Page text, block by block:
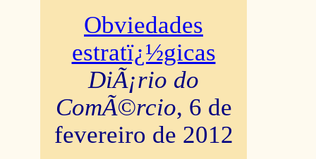
Obviedades
estratï¿½gicas
DiÃ¡rio do
ComÃ©rcio, 6 de
fevereiro de 2012